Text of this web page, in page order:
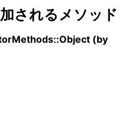
されるメソッド
(by